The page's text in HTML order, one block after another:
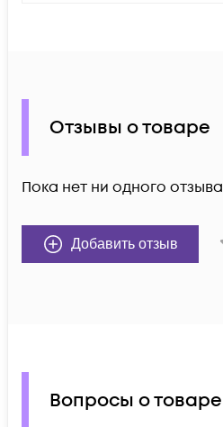
Отзывы о товаре
Пока нет ни одного отзыва
Добавить отзыв
Вопросы о товаре